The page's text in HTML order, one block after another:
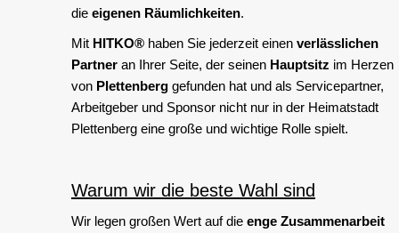
die eigenen Räumlichkeiten.
Mit HITKO® haben Sie jederzeit einen verlässlichen
Partner an Ihrer Seite, der seinen Hauptsitz im Herzen
von Plettenberg gefunden hat und als Servicepartner,
Arbeitgeber und Sponsor nicht nur in der Heimatstadt
Plettenberg eine große und wichtige Rolle spielt.
Warum wir die beste Wahl sind
Wir legen großen Wert auf die enge Zusammenarbeit